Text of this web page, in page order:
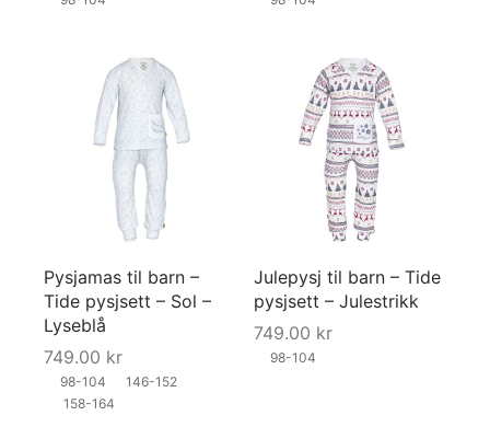
Pysjamas til barn –
Tide pysjsett – Sol –
Lyseblå
749.00 kr
98-104
146-152
158-164
Julepysj til barn – Tide
pysjsett – Julestrikk
749.00 kr
98-104